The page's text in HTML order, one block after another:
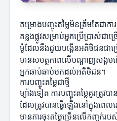
គម្រោងបញ្ចុះតម្លៃមិនត្រឹមតែជាកា
គន្លងផ្លូវសម្រាប់អ្នកប្រើប្រាស់ជាច្
ម៉ូដែលនឹងជួយបង្កើនអតិថិជនជាច្
មានសមត្ថភាពលើបណ្តាញសង្គមដើ
អ្នកឆាប់ឆាប់មកដល់អតិថិជន។
ការបញ្ចុះតម្លៃជាថ្មី
ម្យ៉ាងទៀត ការបញ្ចុះតម្លៃគួរត្រូវបាន
ដែលត្រូវបានធ្វើឡើងនៅក្នុងពេល
មានការចុះតម្លៃច្រើនលើកញ្ចក់រប